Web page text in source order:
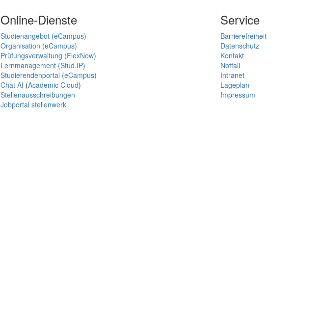
Online-Dienste
Studienangebot (eCampus)
Organisation (eCampus)
Prüfungsverwaltung (FlexNow)
Lernmanagement (Stud.IP)
Studierendenportal (eCampus)
Chat AI (Academic Cloud)
Stellenausschreibungen
Jobportal stellenwerk
Service
Barrierefreiheit
Datenschutz
Kontakt
Notfall
Intranet
Lageplan
Impressum